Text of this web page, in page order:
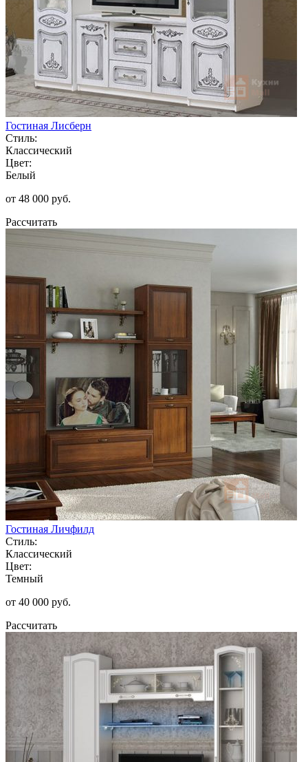
Гостиная Лисберн
Стиль:
Классический
Цвет:
Белый
от 48 000 руб.
Рассчитать
Гостиная Личфилд
Стиль:
Классический
Цвет:
Темный
от 40 000 руб.
Рассчитать